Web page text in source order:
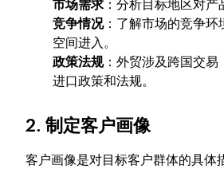
市场需求 ：分析目标地区对产
竞争情况：了解市场的竞争环
空间进入。
政策法规：外贸涉及跨国交易
进口政策和法规。
2. 制定客户画像
客户画像是对目标客户群体的具体